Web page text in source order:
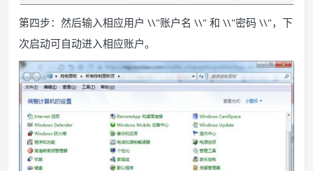
第四步：然后输入相应用户 \\"账户名 \\" 和 \\"密码 \\"，下
次启动可自动进入相应账户。